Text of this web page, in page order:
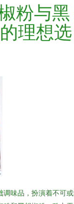
粉与黑
理想选
调味品，扮演着不可